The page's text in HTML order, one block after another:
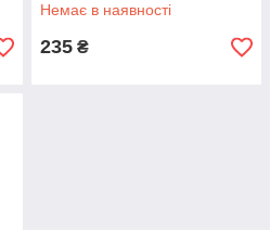
Немає в наявності
235 ₴